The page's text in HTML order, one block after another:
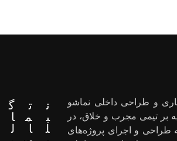
و طراحی داخلی نماشو
بر تیمی مجرب و خلاق، در
طراحی و اجرای پروژه‌های
ت
ب
ل
ت
م
ا
گ
ا
ل